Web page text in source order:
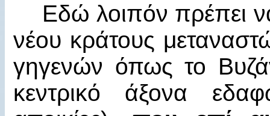
Εδώ λοιπόν πρέπει
νέου κράτους
γηγενών όπως το
κεντρικό άξονα